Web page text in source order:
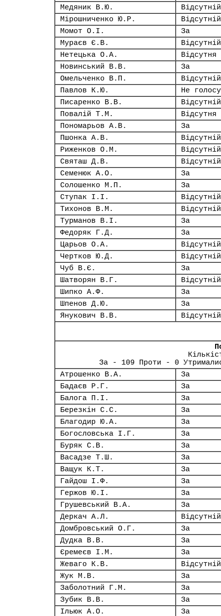
Медяник В.Ю.
Відсутній
Мірошниченко Ю.Р.
Відсутній
Момот О.І.
За
Мураєв Є.В.
Відсутній
Нетецька О.А.
Відсутня
Новинський В.В.
За
Омельченко В.П.
Відсутній
Павлов К.Ю.
Не
Писаренко В.В.
Відсутній
Повалій Т.М.
Відсутня
Пономарьов А.В.
За
Пшонка А.В.
Відсутній
Риженков О.М.
Відсутній
Святаш Д.В.
Відсутній
Семенюк А.О.
За
Солошенко М.П.
За
Ступак І.І.
Відсутній
Тихонов В.М.
Відсутній
Турманов В.І.
За
Федоряк Г.Д.
За
Царьов О.А.
Відсутній
Чертков Ю.Д.
Відсутній
Чуб В.Є.
За
Шатворян В.Г.
Відсутній
Шипко А.Ф.
За
Шпенов Д.Ю.
За
Янукович В.В.
Відсутній
За - 109 Проти - 0
Атрошенко В.А.
За
Бадаєв Р.Г.
За
Балога П.І.
За
Березкін С.С.
За
Благодир Ю.А.
За
Богословська І.Г.
За
Буряк С.В.
За
Васадзе Т.Ш.
За
Ващук К.Т.
За
Гайдош І.Ф.
За
Гержов Ю.І.
За
Грушевський В.А.
За
Деркач А.Л.
Відсутній
Домбровський О.Г.
За
Дудка В.В.
За
Єремеєв І.М.
За
Жеваго К.В.
Відсутній
Жук М.В.
За
Заболотний Г.М.
За
Зубик В.В.
За
Ільюк А.О.
За